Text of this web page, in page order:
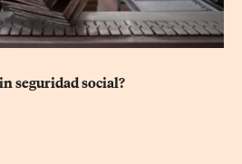
seguridad social?